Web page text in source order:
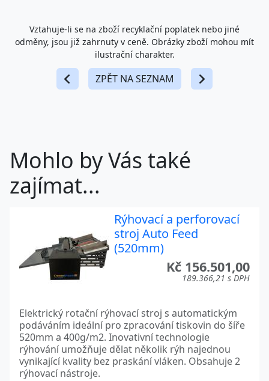
Vztahuje-li se na zboží recyklační poplatek nebo jiné
odměny, jsou již zahrnuty v ceně. Obrázky zboží mohou mít
ilustrační charakter.
ZPĚT NA SEZNAM
Mohlo by Vás také
zajímat...
Rýhovací a perforovací
stroj Auto Feed
(520mm)
Kč 156.501,00
189.366,21 s DPH
Elektrický rotační rýhovací stroj s automatickým
podáváním ideální pro zpracování tiskovin do šíře
520mm a 400g/m2. Inovativní technologie
rýhování umožňuje dělat několik rýh najednou
vynikající kvality bez praskání vláken. Obsahuje 2
rýhovací nástroje.